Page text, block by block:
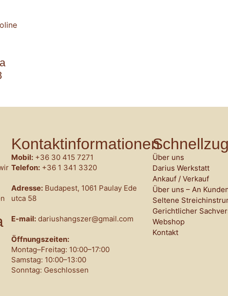
Kontaktinformationen
Mobil: +36 30 415 7271
Telefon: +36 1 341 3320
Adresse: Budapest, 1061 Paulay Ede
utca 58
E-mail: dariushangszer@gmail.com
Öffnungszeiten:
Montag–Freitag: 10:00–17:00
Samstag: 10:00–13:00
Sonntag: Geschlossen
Über uns
Darius Werkstatt
Ankauf / Verkauf
Über uns – An
Seltene
Gerichtlicher
Webshop
Kontakt